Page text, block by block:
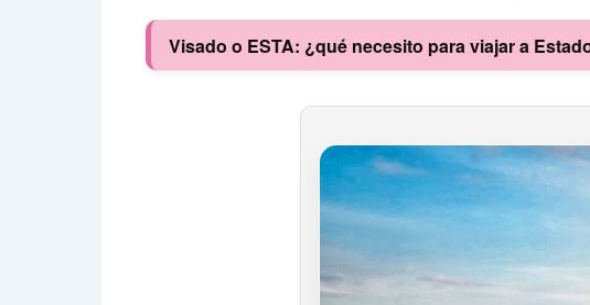
Visado o ESTA: ¿qué necesito para viajar a